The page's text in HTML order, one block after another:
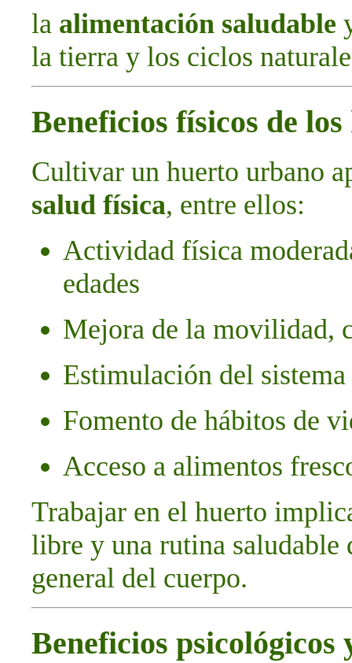
la alimentación saludable
la tierra y los ciclos
Beneficios físicos de
Cultivar un huerto urbano
salud física, entre ellos:
Actividad física
edades
Mejora de la movilidad,
Estimulación del
Fomento de hábitos de
Acceso a alimentos
Trabajar en el huerto
libre y una rutina saludable
general del cuerpo.
Beneficios psicológicos